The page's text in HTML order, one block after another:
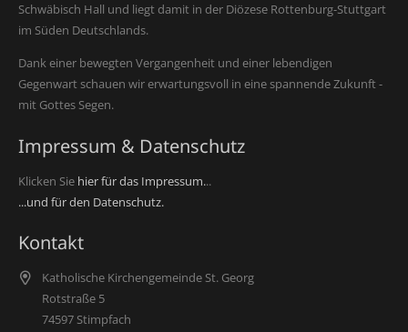
Schwäbisch Hall und liegt damit in der Diözese Rottenburg-Stuttgart
im Süden Deutschlands.
Dank einer bewegten Vergangenheit und einer lebendigen
Gegenwart schauen wir erwartungsvoll in eine spannende Zukunft -
mit Gottes Segen.
Impressum & Datenschutz
Klicken Sie hier für das Impressum...
...und für den Datenschutz.
Kontakt
Katholische Kirchengemeinde St. Georg
Rotstraße 5
74597 Stimpfach